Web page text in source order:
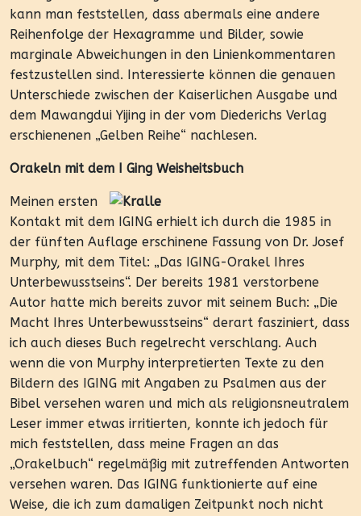
kann man feststellen, dass abermals eine andere
Reihenfolge der Hexagramme und Bilder, sowie
marginale Abweichungen in den Linienkommentaren
festzustellen sind. Interessierte können die genauen
Unterschiede zwischen der Kaiserlichen Ausgabe und
dem Mawangdui Yijing in der vom Diederichs Verlag
erschienenen „Gelben Reihe“ nachlesen.
Orakeln mit dem I Ging Weisheitsbuch
Meinen ersten
Kontakt mit dem IGING erhielt ich durch die 1985 in
der fünften Auflage erschinene Fassung von Dr. Josef
Murphy, mit dem Titel: „Das IGING-Orakel Ihres
Unterbewusstseins“. Der bereits 1981 verstorbene
Autor hatte mich bereits zuvor mit seinem Buch: „Die
Macht Ihres Unterbewusstseins“ derart fasziniert, dass
ich auch dieses Buch regelrecht verschlang. Auch
wenn die von Murphy interpretierten Texte zu den
Bildern des IGING mit Angaben zu Psalmen aus der
Bibel versehen waren und mich als religionsneutralem
Leser immer etwas irritierten, konnte ich jedoch für
mich feststellen, dass meine Fragen an das
„Orakelbuch“ regelmäßig mit zutreffenden Antworten
versehen waren. Das IGING funktionierte auf eine
Weise, die ich zum damaligen Zeitpunkt noch nicht